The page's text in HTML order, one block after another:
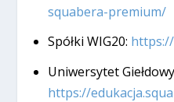
squabera-premium/
Spółki WIG20:
Uniwersytet
https://